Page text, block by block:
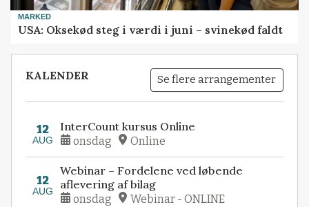
MARKED
USA: Oksekød steg i værdi i juni – svinekød faldt
KALENDER Se flere arrangementer
12
AUG
InterCount kursus Online
onsdag Online
12
AUG
Webinar – Fordelene ved løbende
aflevering af bilag
onsdag Webinar - ONLINE